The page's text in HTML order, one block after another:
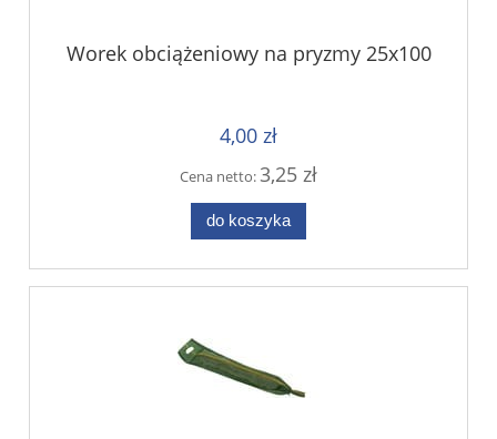
Worek obciążeniowy na pryzmy 25x100
4,00 zł
Cena netto:3,25 zł
do koszyka